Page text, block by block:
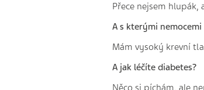
Přece nejsem
A s kterými nemocemi
Mám vysoký krevní
A jak léčíte diabetes?
Něco si píchám, ale